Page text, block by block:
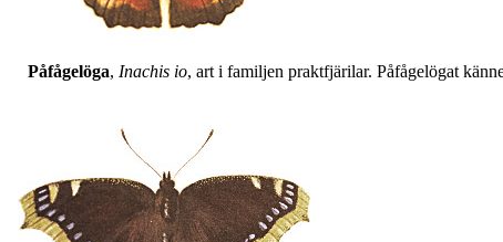
Påfågelöga, Inachis io, art i familjen praktfjärilar. Påfågelögat